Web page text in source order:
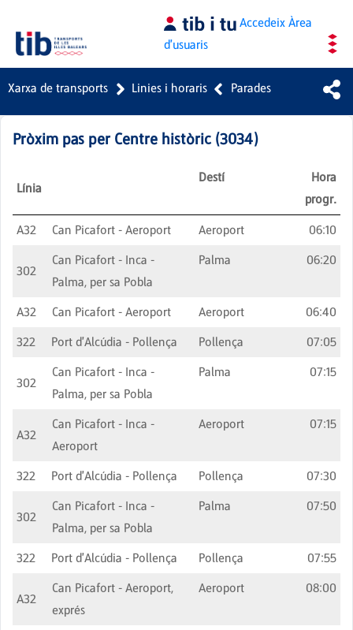
AccedeixÀrea
d'usuaris
Xarxa de transports Linies i horaris Parades
Pròxim pas per Centre històric (3034)
Línia
Destí
Hora
progr.
A32 Can Picafort - Aeroport Aeroport 06:10
302
Can Picafort - Inca -
Palma, per sa Pobla
Palma 06:20
A32 Can Picafort - Aeroport Aeroport
06:40
322
Port d'Alcúdia - Pollença Pollença 07:05
302
Can Picafort - Inca -
Palma, per sa Pobla
Palma 07:15
A32
Can Picafort - Inca -
Aeroport
Aeroport 07:15
322 Port d'Alcúdia - Pollença Pollença 07:30
302
Can Picafort - Inca -
Palma, per sa Pobla
Palma 07:50
322 Port d'Alcúdia - Pollença Pollença 07:55
A32
Can Picafort - Aeroport,
exprés
Aeroport 08:00